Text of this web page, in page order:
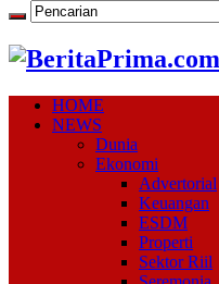
HOME
NEWS
Dunia
Ekonomi
Advertorial
Keuangan
ESDM
Properti
Sektor Riil